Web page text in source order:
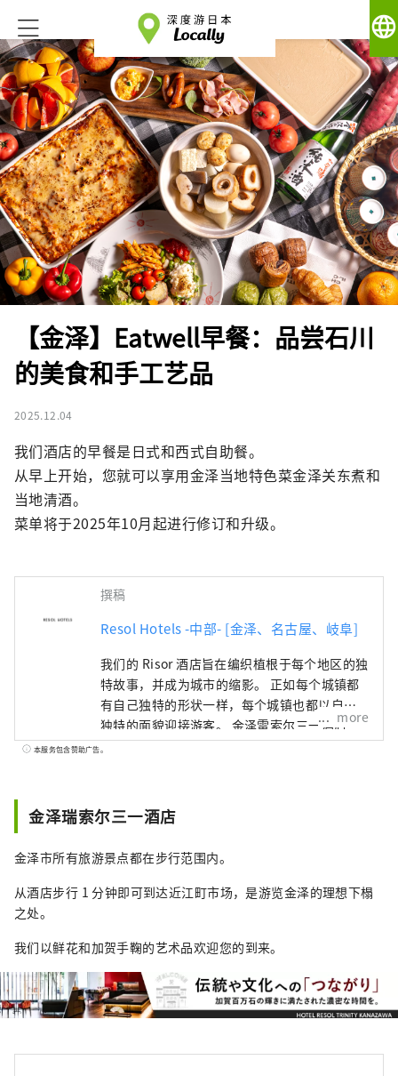
language
【金泽】Eatwell早餐：品尝石川
的美食和手工艺品
2025.12.04
我们酒店的早餐是日式和西式自助餐。
从早上开始，您就可以享用金泽当地特色菜金泽关东煮和
当地清酒。
菜单将于2025年10月起进行修订和升级。
撰稿
Resol Hotels -中部- [金泽、名古屋、岐阜]
我们的 Risor 酒店旨在编织植根于每个地区的独
特故事，并成为城市的缩影。 正如每个城镇都
有自己独特的形状一样，每个城镇也都以自己
独特的面貌迎接游客。 金泽雷索尔三一酒店 ～
只有在这个城镇才能享受到的时光～ 金泽是北
的金泽御堂。 战国时代，在大小枝氏的统治
下，工艺、表演艺术等传统文化得到了发展。
金泽雷索尔三一酒店旨在传达金泽独特的魅
力， 它的建立旨在成为文化传承和城市发展的
枢纽。 金泽三一雷索尔酒店 (Hotel Resol
Trinity Kanazawa) 体验充满加贺百万石藩邸辉
煌的美好时光。 名古屋雷索尔酒店 ～可以穿西
装、运动鞋的酒店～ 这家以“西装和运动鞋”
为主题的都市美式酒店， 整个建筑中弥漫着爵
它在紧张和放松之间创造了完美的平衡。 该空
more
本服务包含赞助广告。
金泽瑞索尔三一酒店
金泽市所有旅游景点都在步行范围内。
从酒店步行 1 分钟即可到达近江町市场，是游览金泽的理想下榻
之处。
我们以鲜花和加贺手鞠的艺术品欢迎您的到来。